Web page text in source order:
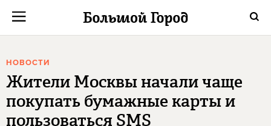
НОВОСТИ
Жители Москвы начали чаще
покупать бумажные карты и
пользоваться SMS